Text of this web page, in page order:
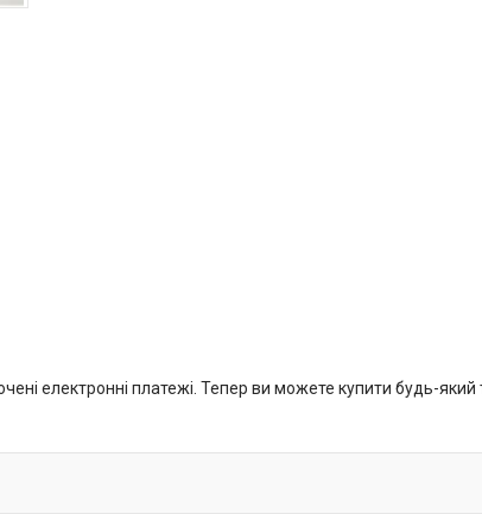
електронні платежі. Тепер ви можете купити будь-